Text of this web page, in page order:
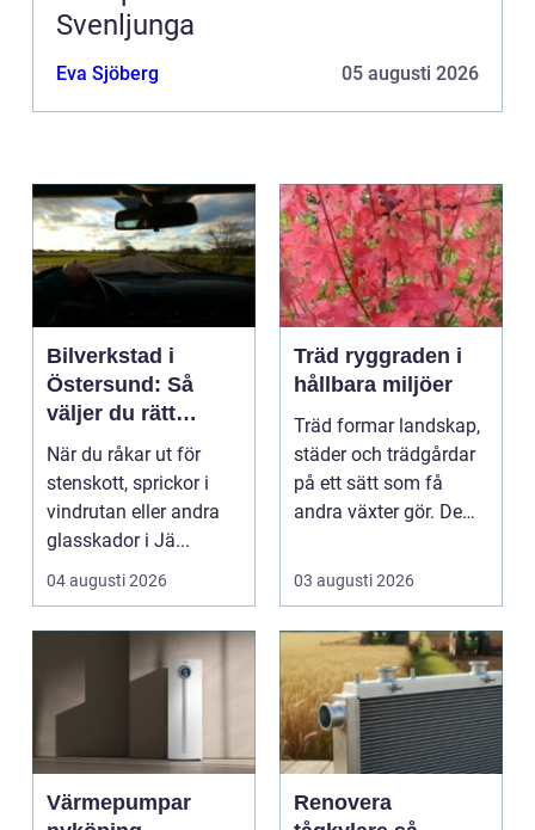
Svenljunga
Eva Sjöberg 05 augusti 2026
Bilverkstad i
Östersund: Så
väljer du rätt
verkstad för
glasskador
När du råkar ut för
stenskott, sprickor i
vindrutan eller andra
glasskador i Jä...
04 augusti 2026
Träd ryggraden i
hållbara miljöer
Träd formar landskap,
städer och trädgårdar
på ett sätt som få
andra växter gör. De
03 augusti 2026
Värmepumpar
Renovera